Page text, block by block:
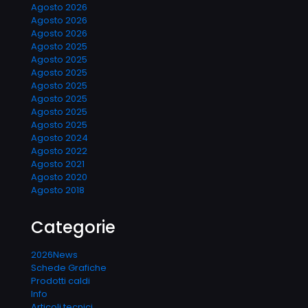
Agosto 2026
Agosto 2026
Agosto 2026
Agosto 2025
Agosto 2025
Agosto 2025
Agosto 2025
Agosto 2025
Agosto 2025
Agosto 2025
Agosto 2024
Agosto 2022
Agosto 2021
Agosto 2020
Agosto 2018
Categorie
2026News
Schede Grafiche
Prodotti caldi
Info